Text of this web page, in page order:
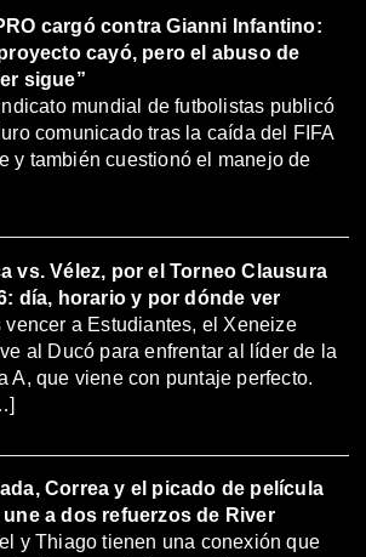
cargó contra Gianni Infantino:
cayó, pero el abuso de
sigue”
mundial de futbolistas publicó
comunicado tras la caída del FIFA
y también cuestionó el manejo de
vs. Vélez, por el Torneo Clausura
día, horario y por dónde ver
vencer a Estudiantes, el Xeneize
al Ducó para enfrentar al líder de la
A, que viene con puntaje perfecto.
Correa y el picado de película
une a dos refuerzos de River
y Thiago tienen una conexión que